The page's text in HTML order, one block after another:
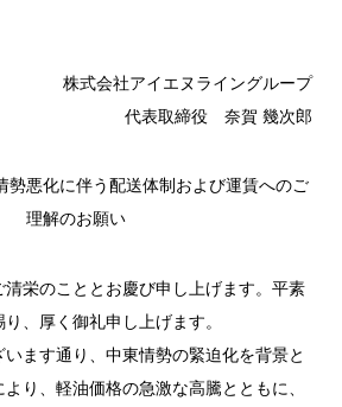
株式会社アイエヌライングループ
代表取締役 奈賀 幾次郎
勢悪化に伴う配送体制および運賃へのご
理解のお願い
栄のこととお慶び申し上げます。平素
、厚く御礼申し上げます。
ます通り、中東情勢の緊迫化を背景と
り、軽油価格の急激な高騰とともに、